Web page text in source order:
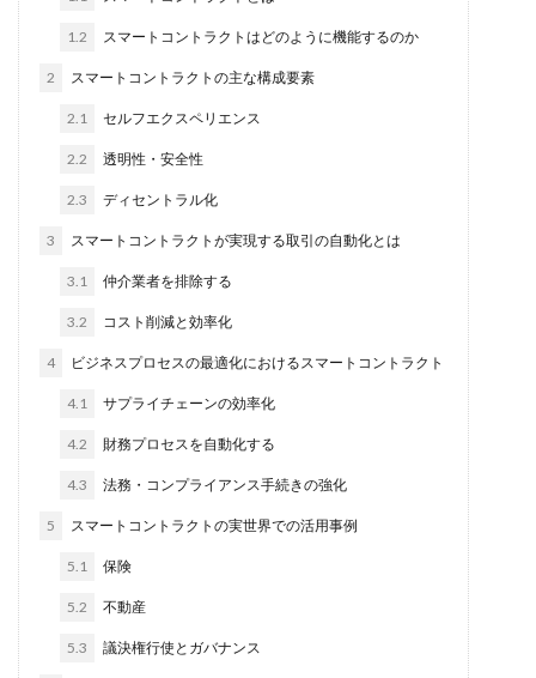
1.2 スマートコントラクトはどのように機能するのか
2 スマートコントラクトの主な構成要素
2.1 セルフエクスペリエンス
2.2 透明性・安全性
2.3 ディセントラル化
3 スマートコントラクトが実現する取引の自動化とは
3.1 仲介業者を排除する
3.2 コスト削減と効率化
4 ビジネスプロセスの最適化におけるスマートコントラクト
4.1 サプライチェーンの効率化
4.2 財務プロセスを自動化する
4.3 法務・コンプライアンス手続きの強化
5 スマートコントラクトの実世界での活用事例
5.1 保険
5.2 不動産
5.3 議決権行使とガバナンス